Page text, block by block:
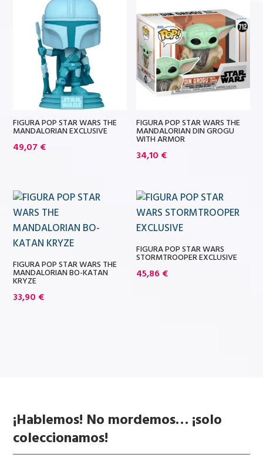
FIGURA POP STAR WARS THE
MANDALORIAN EXCLUSIVE
49,07 €
FIGURA POP STAR WARS THE
MANDALORIAN DIN GROGU
WITH ARMOR
34,10 €
FIGURA POP STAR WARS THE
MANDALORIAN BO-KATAN
KRYZE
33,90 €
FIGURA POP STAR WARS
STORMTROOPER EXCLUSIVE
45,86 €
¡Hablemos! No mordemos… ¡solo
coleccionamos!